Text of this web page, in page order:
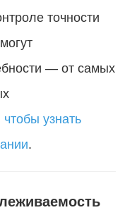
точности
— от самых
узнать
.